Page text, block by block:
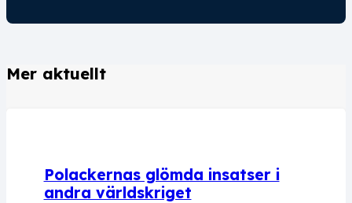
Mer aktuellt
Polackernas glömda insatser i
andra världskriget